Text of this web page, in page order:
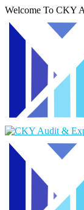
Welcome To CKY